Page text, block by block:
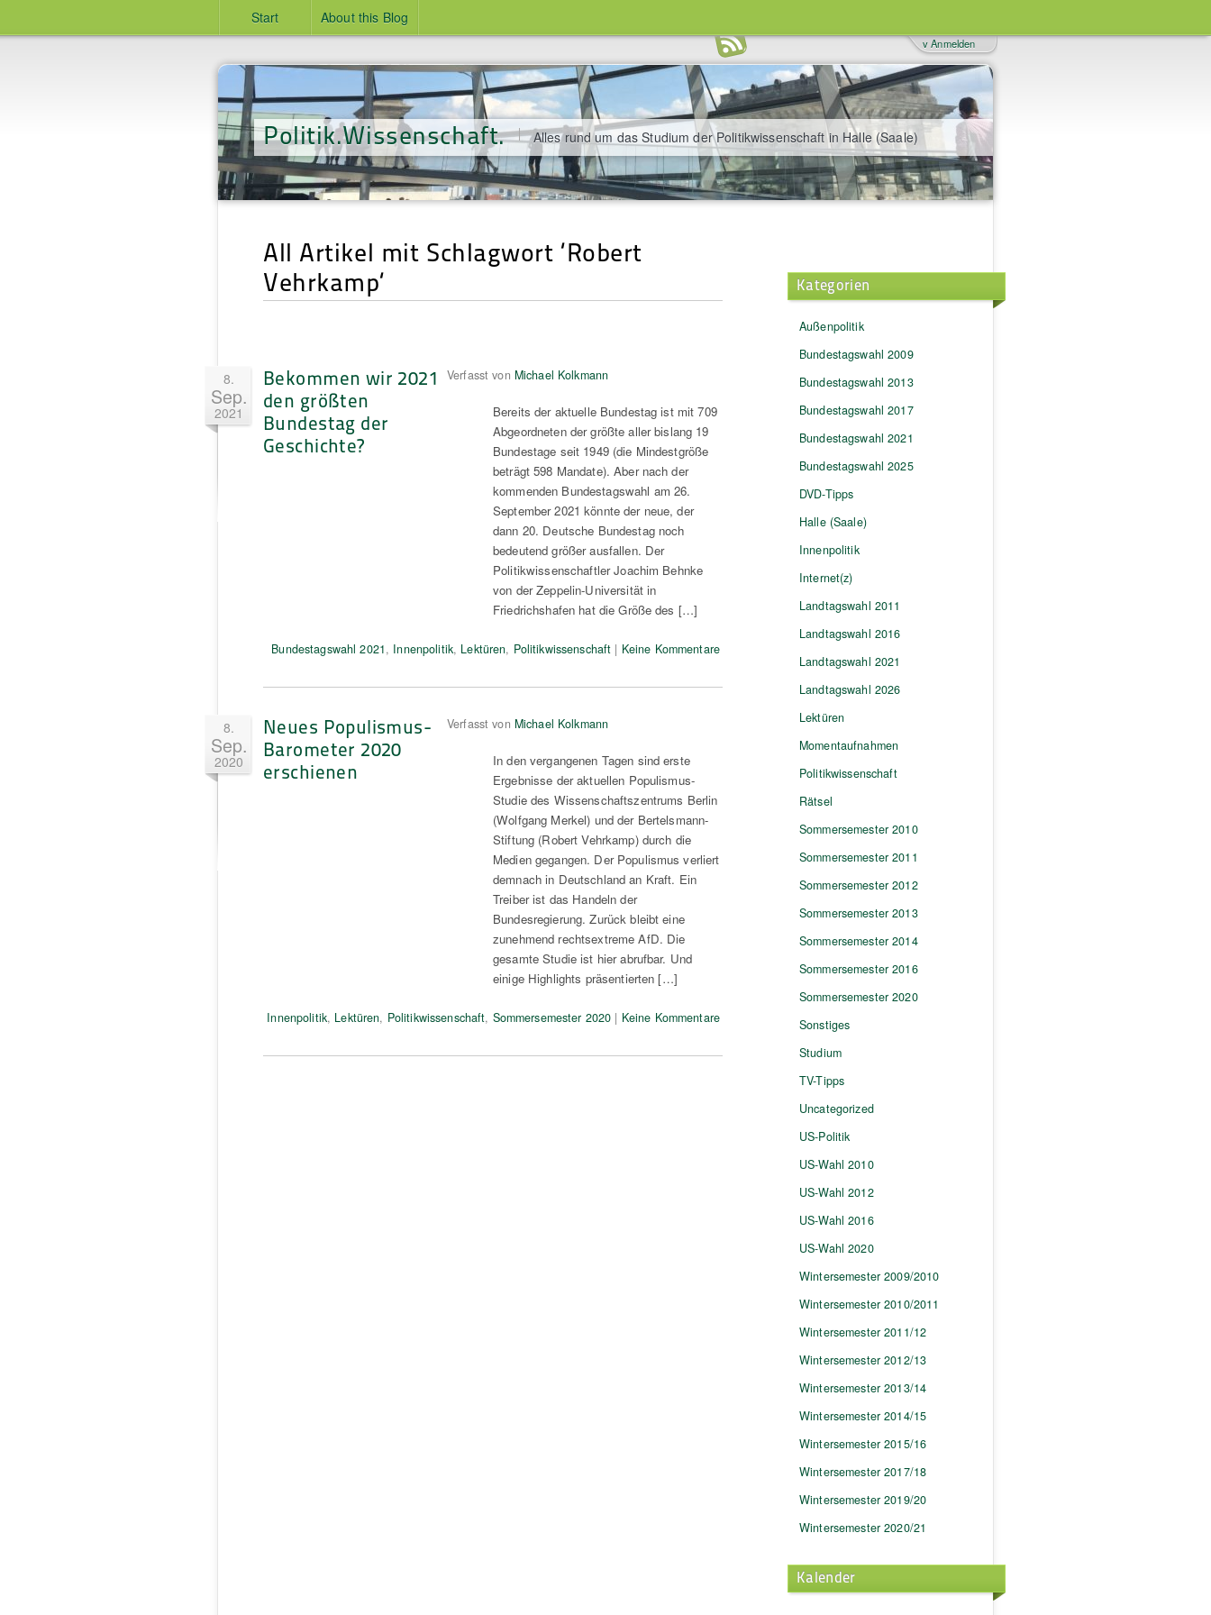
Start About this Blog
Politik.Wissenschaft. Alles rund um das Studium der Politikwissenschaft in Halle (Saale)
v Anmelden
All Artikel mit Schlagwort ‘Robert
Vehrkamp‘
8.
Sep.
2021
Bekommen wir 2021
den größten
Bundestag der
Geschichte?
Verfasst von Michael Kolkmann
Bereits der aktuelle Bundestag ist mit 709
Abgeordneten der größte aller bislang 19
Bundestage seit 1949 (die Mindestgröße
beträgt 598 Mandate). Aber nach der
kommenden Bundestagswahl am 26.
September 2021 könnte der neue, der
dann 20. Deutsche Bundestag noch
bedeutend größer ausfallen. Der
Politikwissenschaftler Joachim Behnke
von der Zeppelin-Universität in
Friedrichshafen hat die Größe des […]
Bundestagswahl 2021, Innenpolitik, Lektüren, Politikwissenschaft | Keine Kommentare
8.
Sep.
2020
Neues Populismus-
Barometer 2020
erschienen
Verfasst von Michael Kolkmann
In den vergangenen Tagen sind erste
Ergebnisse der aktuellen Populismus-
Studie des Wissenschaftszentrums Berlin
(Wolfgang Merkel) und der Bertelsmann-
Stiftung (Robert Vehrkamp) durch die
Medien gegangen. Der Populismus verliert
demnach in Deutschland an Kraft. Ein
Treiber ist das Handeln der
Bundesregierung. Zurück bleibt eine
zunehmend rechtsextreme AfD. Die
gesamte Studie ist hier abrufbar. Und
einige Highlights präsentierten […]
Innenpolitik, Lektüren, Politikwissenschaft, Sommersemester 2020 | Keine Kommentare
Kategorien
Außenpolitik
Bundestagswahl 2009
Bundestagswahl 2013
Bundestagswahl 2017
Bundestagswahl 2021
Bundestagswahl 2025
DVD-Tipps
Halle (Saale)
Innenpolitik
Internet(z)
Landtagswahl 2011
Landtagswahl 2016
Landtagswahl 2021
Landtagswahl 2026
Lektüren
Momentaufnahmen
Politikwissenschaft
Rätsel
Sommersemester 2010
Sommersemester 2011
Sommersemester 2012
Sommersemester 2013
Sommersemester 2014
Sommersemester 2016
Sommersemester 2020
Sonstiges
Studium
TV-Tipps
Uncategorized
US-Politik
US-Wahl 2010
US-Wahl 2012
US-Wahl 2016
US-Wahl 2020
Wintersemester 2009/2010
Wintersemester 2010/2011
Wintersemester 2011/12
Wintersemester 2012/13
Wintersemester 2013/14
Wintersemester 2014/15
Wintersemester 2015/16
Wintersemester 2017/18
Wintersemester 2019/20
Wintersemester 2020/21
Kalender